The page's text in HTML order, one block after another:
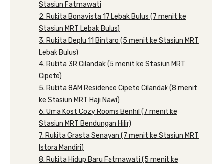
Stasiun Fatmawati
2. Rukita Bonavista 17 Lebak Bulus (7 menit ke
Stasiun MRT Lebak Bulus)
3. Rukita Deplu 11 Bintaro (5 menit ke Stasiun MRT
Lebak Bulus)
4. Rukita 3R Cilandak (5 menit ke Stasiun MRT
Cipete)
5. Rukita 8AM Residence Cipete Cilandak (8 menit
ke Stasiun MRT Haji Nawi)
6. Uma Kost Cozy Rooms Benhil (7 menit ke
Stasiun MRT Bendungan Hilir)
7. Rukita Grasta Senayan (7 menit ke Stasiun MRT
Istora Mandiri)
8. Rukita Hidup Baru Fatmawati (5 menit ke